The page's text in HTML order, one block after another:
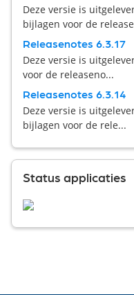
Deze versie is
bijlagen voor de
Releasenotes 6.3.17
Deze versie is
voor de releaseno...
Releasenotes 6.3.14
Deze versie is
bijlagen voor de rele...
Status applicaties